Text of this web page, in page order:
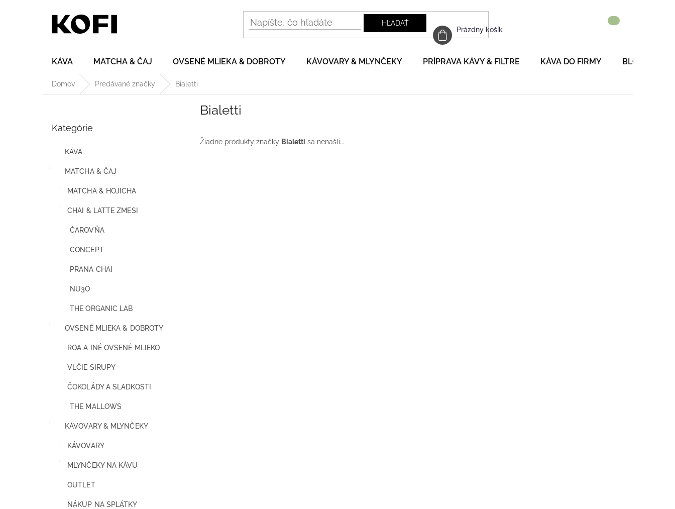
HĽADAŤ
NÁKUPNÝ
KOŠÍK
Prázdny košík
KÁVA MATCHA & ČAJ OVSENÉ MLIEKA & DOBROTY KÁVOVARY & MLYNČEKY PRÍPRAVA KÁVY & FILTRE KÁVA DO FIRMY BLOG
Domov Predávané značky Bialetti
kategórie
Kategórie
KÁVA
MATCHA & ČAJ
MATCHA & HOJICHA
CHAI & LATTE ZMESI
ČAROVŇA
CONCEPT
PRANA CHAI
NU3O
THE ORGANIC LAB
OVSENÉ MLIEKA & DOBROTY
ROA A INÉ OVSENÉ MLIEKO
VLČIE SIRUPY
ČOKOLÁDY A SLADKOSTI
THE MALLOWS
KÁVOVARY & MLYNČEKY
KÁVOVARY
MLYNČEKY NA KÁVU
OUTLET
NÁKUP NA SPLÁTKY
Bialetti
Žiadne produkty značky Bialetti sa nenašli...